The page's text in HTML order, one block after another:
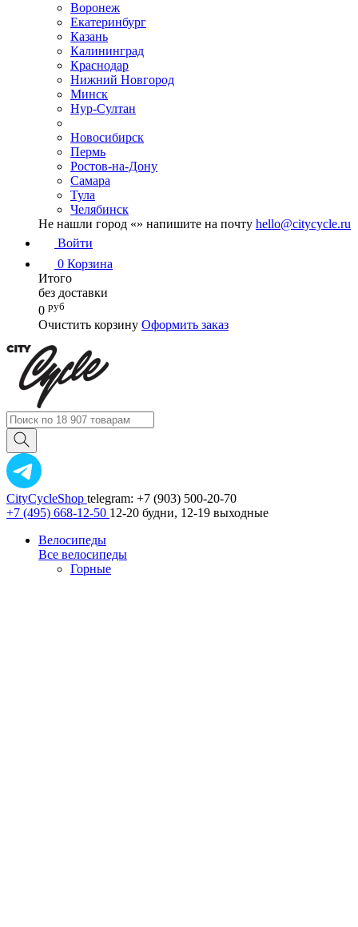
Воронеж
Екатеринбург
Казань
Калининград
Краснодар
Нижний Новгород
Минск
Нур-Султан
Новосибирск
Пермь
Ростов-на-Дону
Самара
Тула
Челябинск
Не нашли город «» напишите на почту hello@citycycle.ru
Войти
0 Корзина
Итого
без доставки
0 руб
Очистить корзину Оформить заказ
CityCycleShop telegram: +7 (903) 500-20-70
+7 (495) 668-12-50 12-20 будни, 12-19 выходные
Велосипеды
Все велосипеды
Горные